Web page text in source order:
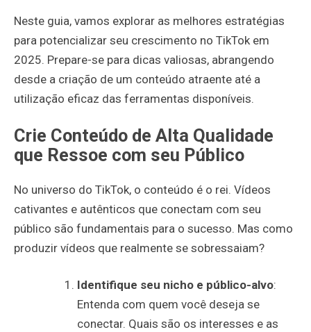
Neste guia, vamos explorar as melhores estratégias
para potencializar seu crescimento no TikTok em
2025. Prepare-se para dicas valiosas, abrangendo
desde a criação de um conteúdo atraente até a
utilização eficaz das ferramentas disponíveis.
Crie Conteúdo de Alta Qualidade
que Ressoe com seu Público
No universo do TikTok, o conteúdo é o rei. Vídeos
cativantes e autênticos que conectam com seu
público são fundamentais para o sucesso. Mas como
produzir vídeos que realmente se sobressaiam?
Identifique seu nicho e público-alvo:
Entenda com quem você deseja se
conectar. Quais são os interesses e as